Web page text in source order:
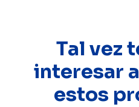
Tal vez
interesar
estos